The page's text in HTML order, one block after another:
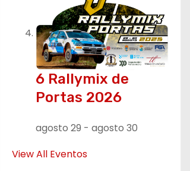
6 Rallymix de
Portas 2026
agosto 29 - agosto 30
View All Eventos